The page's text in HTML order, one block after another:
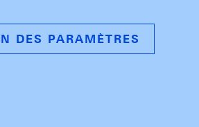
DES PARAMÈTRES